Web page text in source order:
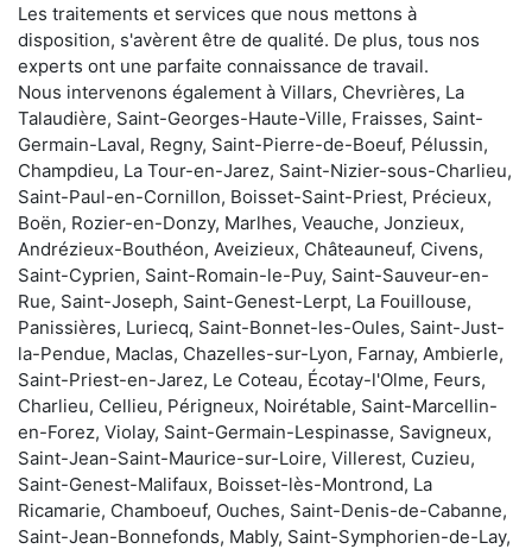
Les traitements et services que nous mettons à
disposition, s'avèrent être de qualité. De plus, tous nos
experts ont une parfaite connaissance de travail.
Nous intervenons également à Villars, Chevrières, La
Talaudière, Saint-Georges-Haute-Ville, Fraisses, Saint-
Germain-Laval, Regny, Saint-Pierre-de-Boeuf, Pélussin,
Champdieu, La Tour-en-Jarez, Saint-Nizier-sous-Charlieu,
Saint-Paul-en-Cornillon, Boisset-Saint-Priest, Précieux,
Boën, Rozier-en-Donzy, Marlhes, Veauche, Jonzieux,
Andrézieux-Bouthéon, Aveizieux, Châteauneuf, Civens,
Saint-Cyprien, Saint-Romain-le-Puy, Saint-Sauveur-en-
Rue, Saint-Joseph, Saint-Genest-Lerpt, La Fouillouse,
Panissières, Luriecq, Saint-Bonnet-les-Oules, Saint-Just-
la-Pendue, Maclas, Chazelles-sur-Lyon, Farnay, Ambierle,
Saint-Priest-en-Jarez, Le Coteau, Écotay-l'Olme, Feurs,
Charlieu, Cellieu, Périgneux, Noirétable, Saint-Marcellin-
en-Forez, Violay, Saint-Germain-Lespinasse, Savigneux,
Saint-Jean-Saint-Maurice-sur-Loire, Villerest, Cuzieu,
Saint-Genest-Malifaux, Boisset-lès-Montrond, La
Ricamarie, Chamboeuf, Ouches, Saint-Denis-de-Cabanne,
Saint-Jean-Bonnefonds, Mably, Saint-Symphorien-de-Lay,